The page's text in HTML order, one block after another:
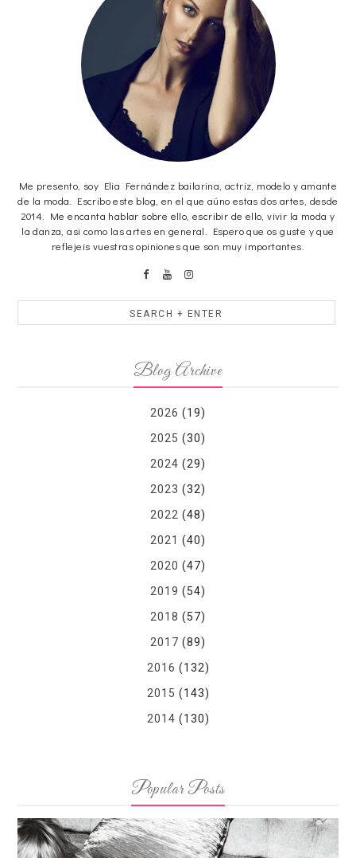
Me presento, soy Elia Fernández bailarina, actriz, modelo y amante
de la moda. Escribo este blog, en el que aúno estas dos artes, desde
2014. Me encanta hablar sobre ello, escribir de ello, vivir la moda y
la danza, asi como las artes en general. Espero que os guste y que
reflejeis vuestras opiniones que son muy importantes.
Blog Archive
2026 (19)
2025 (30)
2024 (29)
2023 (32)
2022 (48)
2021 (40)
2020 (47)
2019 (54)
2018 (57)
2017 (89)
2016 (132)
2015 (143)
2014 (130)
Popular Posts